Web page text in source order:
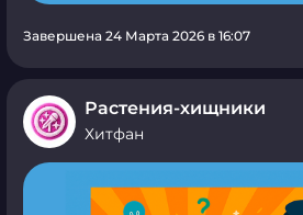
Завершена 24 Марта 2026 в 16:07
Растения-хищники
Хитфан